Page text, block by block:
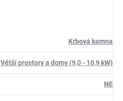
Krbová kamna
Větší prostory a domy (9,0 - 10,9 kW)
NE